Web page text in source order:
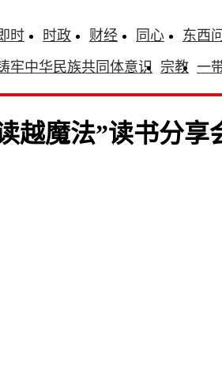
时 时政 财经 同心 东西问
牢中华民族共同体意识 宗教 一
越魔法”读书分